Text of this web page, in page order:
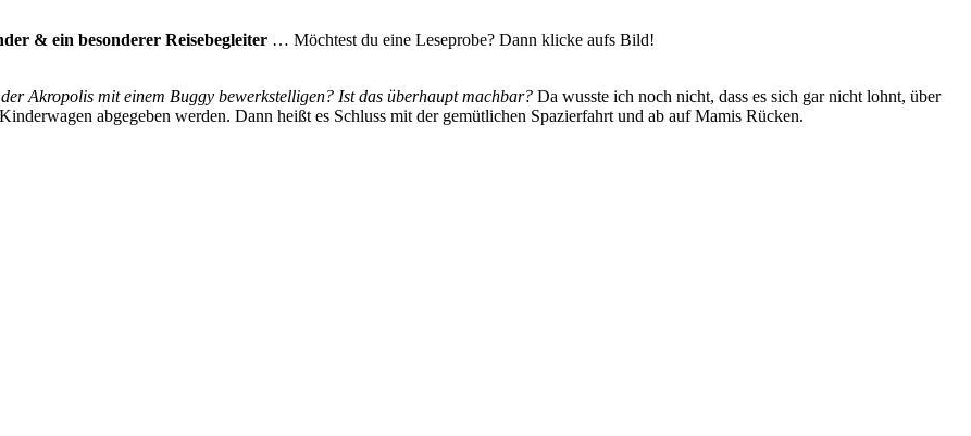
& ein besonderer Reisebegleiter … Möchtest du eine Leseprobe? Dann klicke aufs Bild!
Akropolis mit einem Buggy bewerkstelligen? Ist das überhaupt machbar? Da wusste ich noch nicht, dass es sich gar nicht lohnt, über
abgegeben werden. Dann heißt es Schluss mit der gemütlichen Spazierfahrt und ab auf Mamis Rücken.